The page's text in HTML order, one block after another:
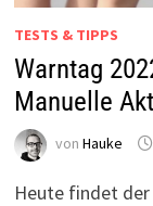
TESTS & TIPPS
Warntag
Manuelle
von Hauke
Heute findet